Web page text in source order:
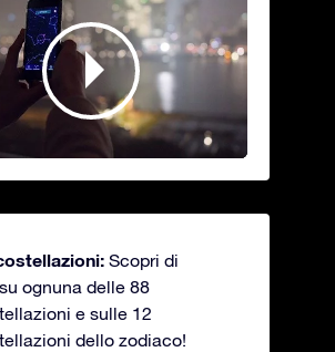
Scopri di
ognuna delle 88
e sulle 12
dello zodiaco!